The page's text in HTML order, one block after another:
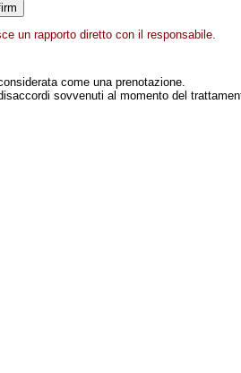
un rapporto diretto con il responsabile.
come una prenotazione.
sovvenuti al momento del